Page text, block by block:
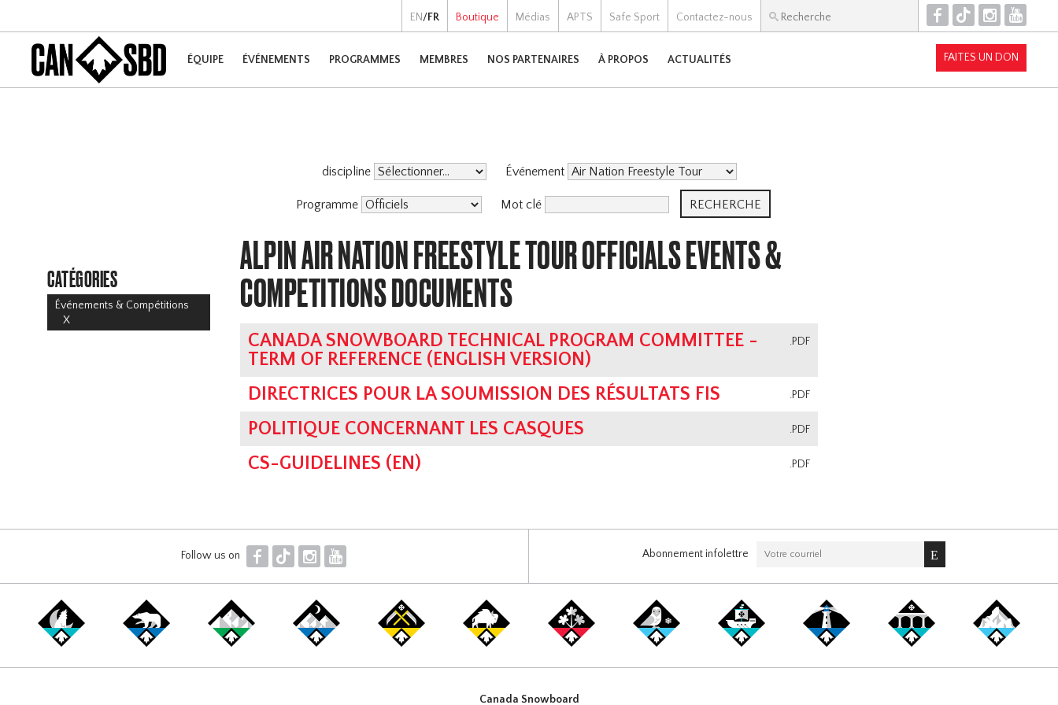
EN/FR Boutique Médias APTS Safe Sport Contactez-nous F T I Y
ÉQUIPE ÉVÉNEMENTS PROGRAMMES MEMBRES NOS PARTENAIRES À PROPOS ACTUALITÉS FAITES UN DON
CATÉGORIES
Événements & Compétitions
X
discipline Événement
Programme Mot clé
ALPIN AIR NATION FREESTYLE TOUR OFFICIALS EVENTS &
COMPETITIONS DOCUMENTS
.PDF
CANADA SNOWBOARD TECHNICAL PROGRAM COMMITTEE -
TERM OF REFERENCE (ENGLISH VERSION)
.PDF
DIRECTRICES POUR LA SOUMISSION DES RÉSULTATS FIS
.PDF
POLITIQUE CONCERNANT LES CASQUES
.PDF
CS-GUIDELINES (EN)
Follow us on F T I Y Abonnement infolettre
Canada Snowboard